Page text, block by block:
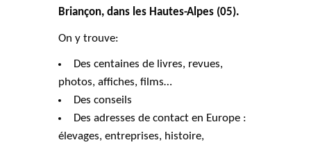
Briançon, dans les Hautes-Alpes (05).
On y trouve:
Des centaines de livres, revues,
photos, affiches, films…
Des conseils
Des adresses de contact en Europe :
élevages, entreprises, histoire,